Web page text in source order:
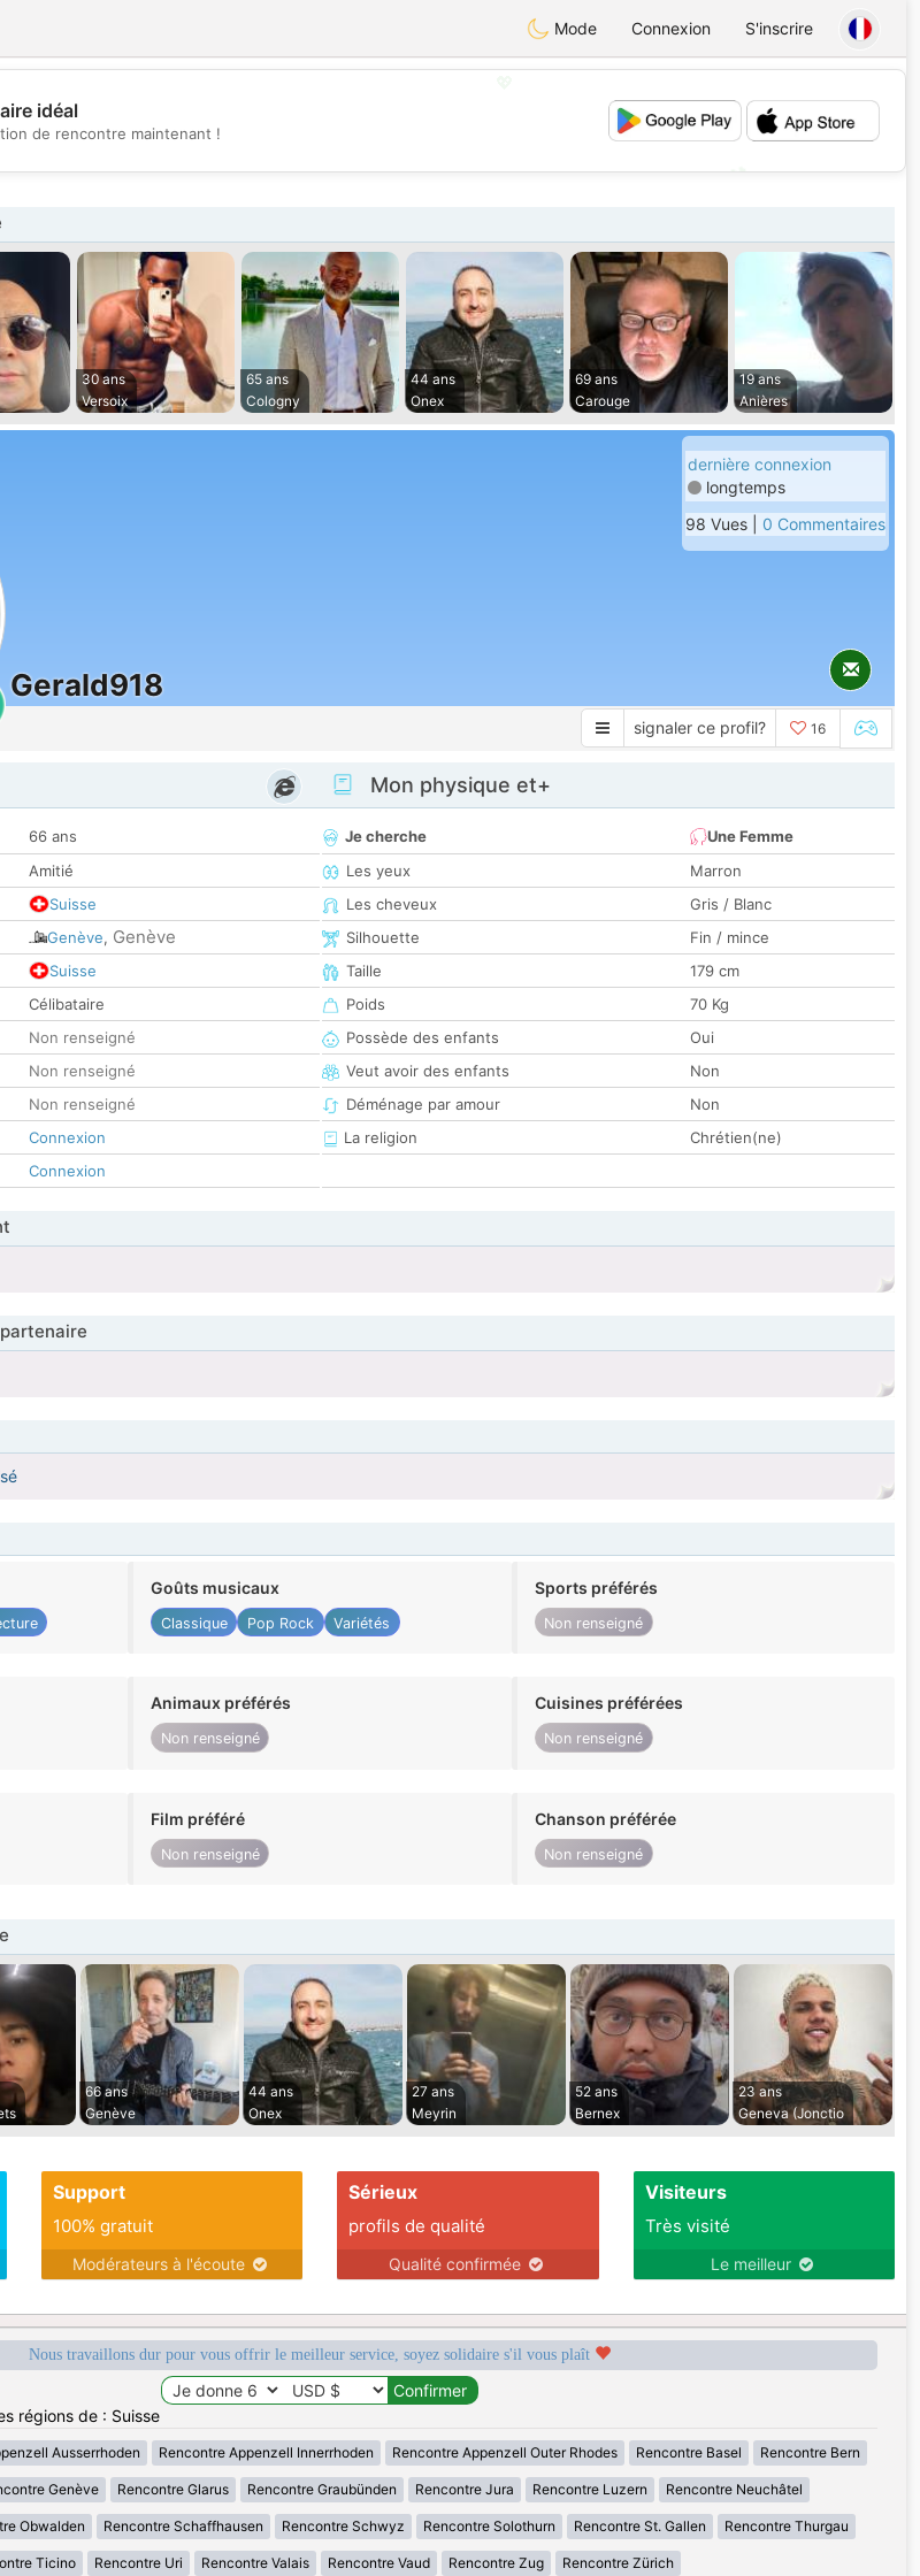
Mode Connexion S'inscrire
💕
idéal
de rencontre maintenant !
30 ans
Versoix
65 ans
Cologny
44 ans
Onex
69 ans
Carouge
19 ans
Anières
Gerald918
dernière connexion
longtemps
98 Vues | 0 Commentaires
signaler ce profil? 16
66 ans
Amitié
Suisse
Genève, Genève
Suisse
Célibataire
Non renseigné
Non renseigné
Non renseigné
Connexion
Connexion
Mon physique et+
Je cherche
Une Femme
Les yeux
Marron
Les cheveux
Gris / Blanc
Silhouette
Fin / mince
Taille
179 cm
Poids
70 Kg
Possède des enfants
Oui
Veut avoir des enfants
Non
Déménage par amour
Non
La religion
Chrétien(ne)
Goûts musicaux
Classique Pop Rock Variétés
Sports préférés
Non renseigné
Animaux préférés
Non renseigné
Cuisines préférées
Non renseigné
Film préféré
Non renseigné
Chanson préférée
Non renseigné
66 ans
Genève
44 ans
Onex
27 ans
Meyrin
52 ans
Bernex
23 ans
Geneva (Jonctio
Support
100% gratuit
Modérateurs à l'écoute
Sérieux
profils de qualité
Qualité confirmée
Visiteurs
Très visité
Le meilleur
Nous travaillons dur pour vous offrir le meilleur service, soyez solidaire s'il vous plaît
régions de : Suisse
Ausserrhoden Rencontre Appenzell Innerrhoden Rencontre Appenzell Outer Rhodes Rencontre Basel Rencontre Bern
Genève Rencontre Glarus Rencontre Graubünden Rencontre Jura Rencontre Luzern Rencontre Neuchâtel
Obwalden Rencontre Schaffhausen Rencontre Schwyz Rencontre Solothurn Rencontre St. Gallen Rencontre Thurgau
Ticino Rencontre Uri Rencontre Valais Rencontre Vaud Rencontre Zug Rencontre Zürich